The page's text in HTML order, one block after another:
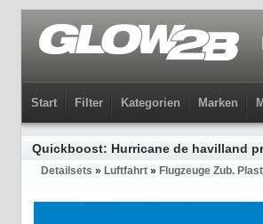
Start Filter Kategorien Marken
Quickboost: Hurricane de havilland
Detailsets » Luftfahrt » Flugzeuge Zub.